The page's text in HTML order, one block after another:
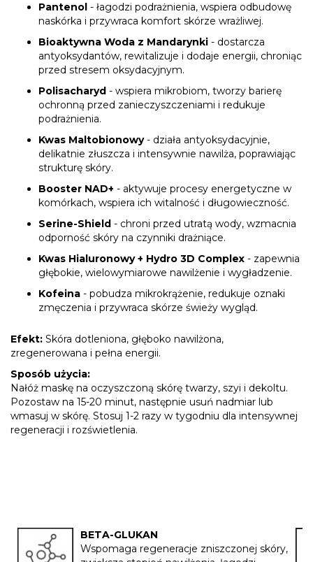
Pantenol - łagodzi podrażnienia, wspiera odbudowę
naskórka i przywraca komfort skórze wrażliwej.
Bioaktywna Woda z Mandarynki - dostarcza
antyoksydantów, rewitalizuje i dodaje energii, chroniąc
przed stresem oksydacyjnym.
Polisacharyd - wspiera mikrobiom, tworzy barierę
ochronną przed zanieczyszczeniami i redukuje
podrażnienia.
Kwas Maltobionowy- działa antyoksydacyjnie,
delikatnie złuszcza i intensywnie nawilża, poprawiając
strukturę skóry.
Booster NAD+ - aktywuje procesy energetyczne w
komórkach, wspiera ich witalność i długowieczność.
Serine-Shield - chroni przed utratą wody, wzmacnia
odporność skóry na czynniki drażniące.
Kwas Hialuronowy + Hydro 3D Complex - zapewnia
głębokie, wielowymiarowe nawilżenie i wygładzenie.
Kofeina - pobudza mikrokrążenie, redukuje oznaki
zmęczenia i przywraca skórze świeży wygląd.
Efekt: Skóra dotleniona, głęboko nawilżona,
zregenerowana i pełna energii.
Sposób użycia:
Nałóż maskę na oczyszczoną skórę twarzy, szyi i dekoltu.
Pozostaw na 15-20 minut, następnie usuń nadmiar lub
wmasuj w skórę. Stosuj 1-2 razy w tygodniu dla intensywnej
regeneracji i rozświetlenia.
BETA-GLUKAN
Wspomaga regeneracje zniszczonej skóry,